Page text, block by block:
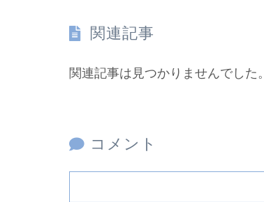
関連記事
関連記事は見つかりませんでした。
コメント